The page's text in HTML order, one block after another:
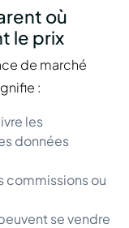
où
le prix
de marché
:
les
données
commissions ou
se vendre